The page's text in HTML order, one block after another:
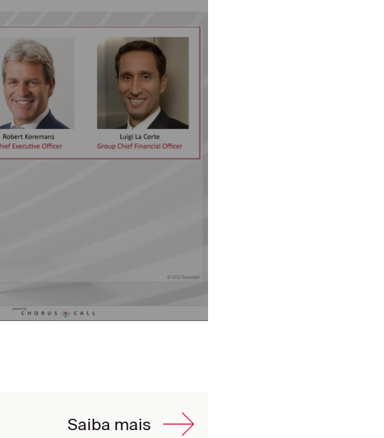
Saiba mais